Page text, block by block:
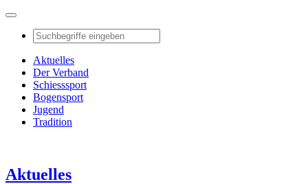
Aktuelles
Der Verband
Schiesssport
Bogensport
Jugend
Tradition
Aktuelles